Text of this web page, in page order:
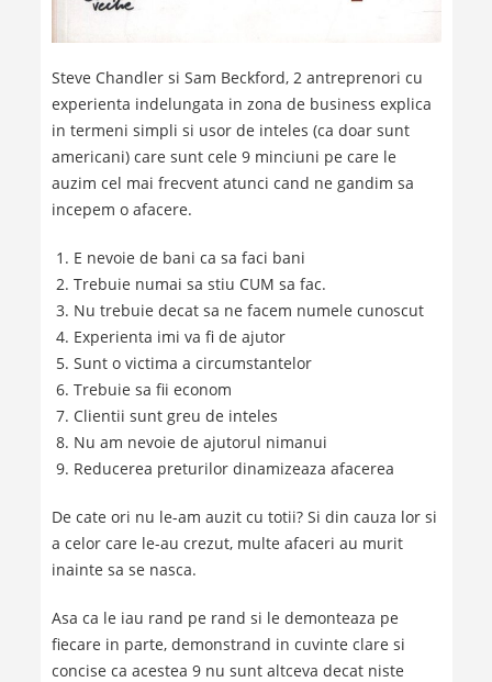
Steve Chandler si Sam Beckford, 2 antreprenori cu
experienta indelungata in zona de business explica
in termeni simpli si usor de inteles (ca doar sunt
americani) care sunt cele 9 minciuni pe care le
auzim cel mai frecvent atunci cand ne gandim sa
incepem o afacere.
E nevoie de bani ca sa faci bani
Trebuie numai sa stiu CUM sa fac.
Nu trebuie decat sa ne facem numele cunoscut
Experienta imi va fi de ajutor
Sunt o victima a circumstantelor
Trebuie sa fii econom
Clientii sunt greu de inteles
Nu am nevoie de ajutorul nimanui
Reducerea preturilor dinamizeaza afacerea
De cate ori nu le-am auzit cu totii? Si din cauza lor si
a celor care le-au crezut, multe afaceri au murit
inainte sa se nasca.
Asa ca le iau rand pe rand si le demonteaza pe
fiecare in parte, demonstrand in cuvinte clare si
concise ca acestea 9 nu sunt altceva decat niste